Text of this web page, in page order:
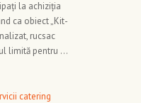
la achiziția
ca obiect „Kit-
rucsac
limită pentru …
catering